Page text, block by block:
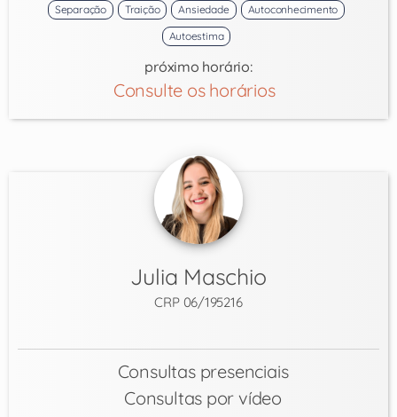
Separação Traição Ansiedade
Autoconhecimento
Autoestima
próximo horário:
Consulte os horários
Julia Maschio
CRP 06/195216
Consultas presenciais
Consultas por vídeo